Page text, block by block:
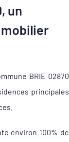
un
BRIE 02870
principales
environ 100% de